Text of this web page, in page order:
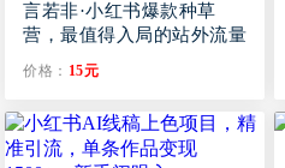
言若非·小红书爆款种草
营，最值得入局的站外流量
价格： 15元